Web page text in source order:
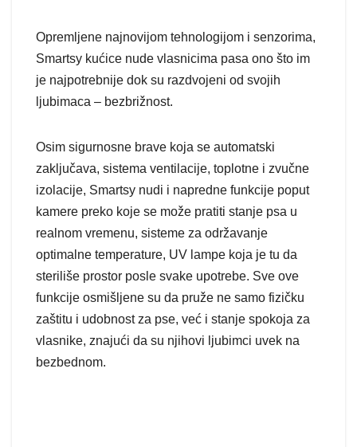
Opremljene najnovijom tehnologijom i senzorima,
Smartsy kućice nude vlasnicima pasa ono što im
je najpotrebnije dok su razdvojeni od svojih
ljubimaca – bezbrižnost.
Osim sigurnosne brave koja se automatski
zaključava, sistema ventilacije, toplotne i zvučne
izolacije, Smartsy nudi i napredne funkcije poput
kamere preko koje se može pratiti stanje psa u
realnom vremenu, sisteme za održavanje
optimalne temperature, UV lampe koja je tu da
steriliše prostor posle svake upotrebe. Sve ove
funkcije osmišljene su da pruže ne samo fizičku
zaštitu i udobnost za pse, već i stanje spokoja za
vlasnike, znajući da su njihovi ljubimci uvek na
bezbednom.